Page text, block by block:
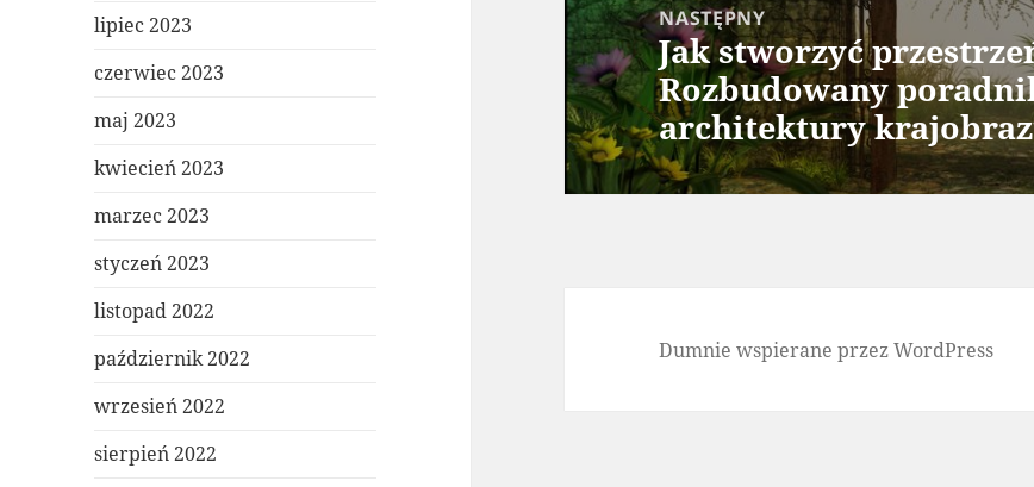
lipiec 2023
czerwiec 2023
maj 2023
kwiecień 2023
marzec 2023
styczeń 2023
listopad 2022
październik 2022
wrzesień 2022
sierpień 2022
NASTĘPNY
Następny
wpis:
Jak stworzyć
Rozbudowany
architektury
Dumnie wspierane przez WordPress